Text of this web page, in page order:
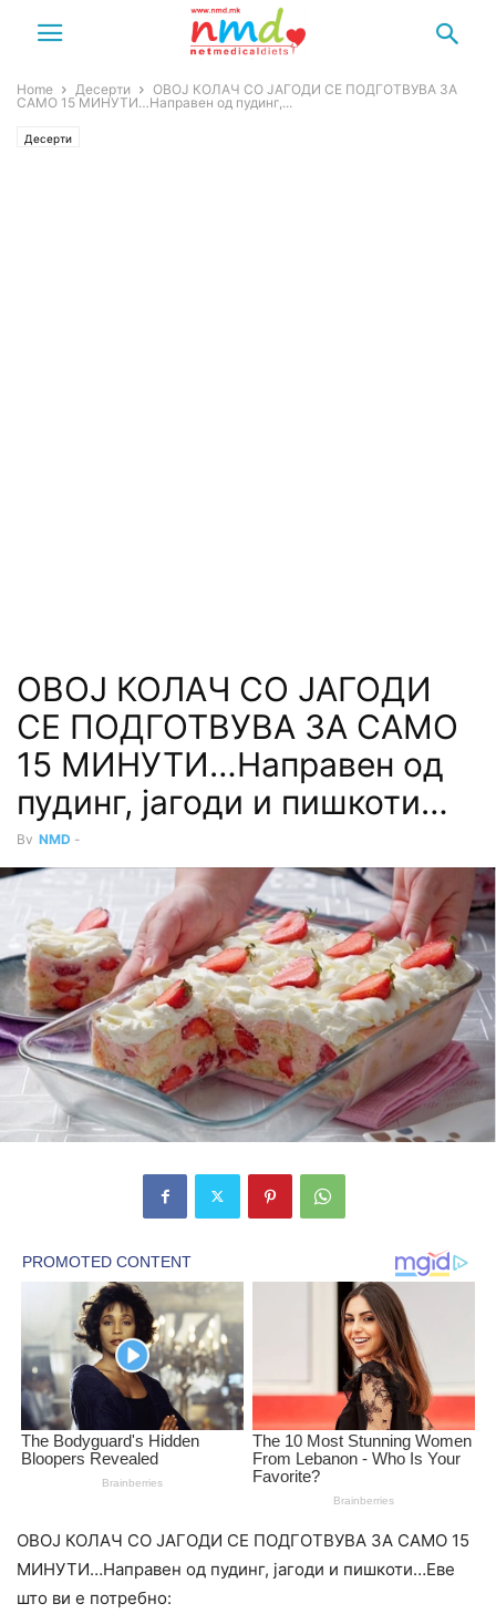
Home Десерти
ОВОЈ КОЛАЧ СО ЈАГОДИ СЕ ПОДГОТВУВА ЗА
САМО 15 МИНУТИ…Направен од пудинг,...
Десерти
ОВОЈ КОЛАЧ СО ЈАГОДИ
СЕ ПОДГОТВУВА ЗА САМО
15 МИНУТИ…Направен од
пудинг, јагоди и пишкоти…
By NMD -
ОВОЈ КОЛАЧ СО ЈАГОДИ СЕ ПОДГОТВУВА ЗА САМО 15
МИНУТИ…Направен од пудинг, јагоди и пишкоти…Еве
што ви е потребно: